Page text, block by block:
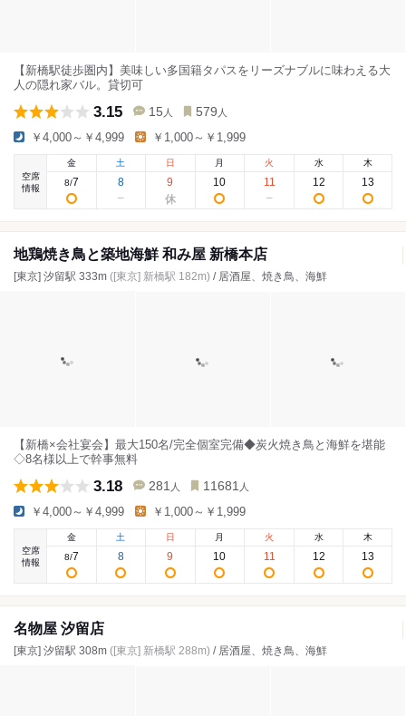
【新橋駅徒歩圏内】美味しい多国籍タパスをリーズナブルに味わえる大
人の隠れ家バル。貸切可
3.15 15 人 579 人
￥4,000～￥4,999 ￥1,000～￥1,999
空席
情報
金
8/7
土
8
日
9
月
10
火
11
水
12
木
13
地鶏焼き鳥と築地海鮮 和み屋 新橋本店
[東京] 汐留駅 333m ([東京] 新橋駅 182m) / 居酒屋、焼き鳥、海鮮
【新橋×会社宴会】最大150名/完全個室完備◆炭火焼き鳥と海鮮を堪能
◇8名様以上で幹事無料
3.18 281 人 11681 人
￥4,000～￥4,999 ￥1,000～￥1,999
空席
情報
金
8/7
土
8
日
9
月
10
火
11
水
12
木
13
名物屋 汐留店
[東京] 汐留駅 308m ([東京] 新橋駅 288m) / 居酒屋、焼き鳥、海鮮